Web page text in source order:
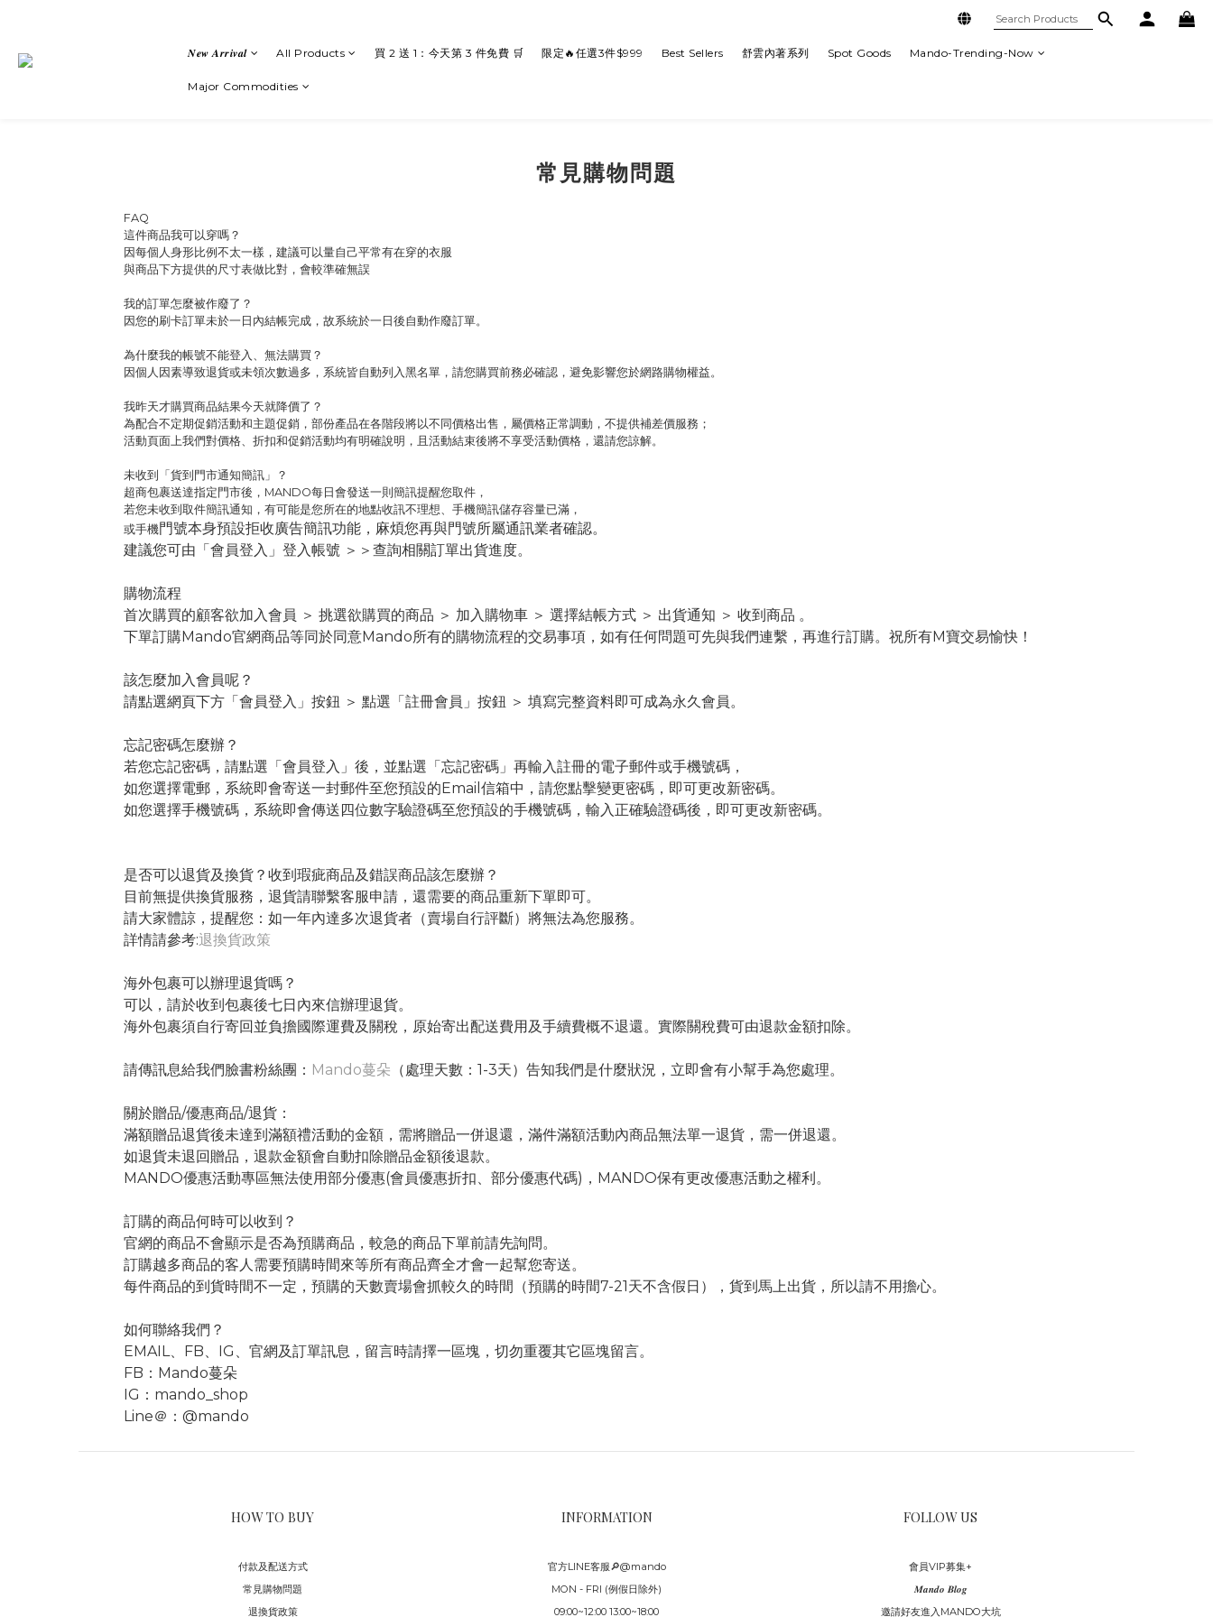
𝑵𝒆𝒘 𝑨𝒓𝒓𝒊𝒗𝒂𝒍 All Products 買 2 送 1：今天第 3 件免費 🛒 限定🔥任選3件$999 Best Sellers 舒雲內著系列 Spot Goods Mando-Trending-Now
Major Commodities
常見購物問題
FAQ
這件商品我可以穿嗎？
因每個人身形比例不太一樣，建議可以量自己平常有在穿的衣服
與商品下方提供的尺寸表做比對，會較準確無誤
我的訂單怎麼被作廢了？
因您的刷卡訂單未於一日內結帳完成，故系統於一日後自動作廢訂單。
為什麼我的帳號不能登入、無法購買？
因個人因素導致退貨或未領次數過多，系統皆自動列入黑名單，請您購買前務必確認，避免影響您於網路購物權益。
我昨天才購買商品結果今天就降價了？
為配合不定期促銷活動和主題促銷，部份產品在各階段將以不同價格出售，屬價格正常調動，不提供補差價服務；
活動頁面上我們對價格、折扣和促銷活動均有明確說明，且活動結束後將不享受活動價格，還請您諒解。
未收到「貨到門市通知簡訊」？
超商包裹送達指定門市後，MANDO每日會發送一則簡訊提醒您取件，
若您未收到取件簡訊通知，有可能是您所在的地點收訊不理想、手機簡訊儲存容量已滿，
或手機門號本身預設拒收廣告簡訊功能，麻煩您再與門號所屬通訊業者確認。
建議您可由「會員登入」登入帳號 ＞＞查詢相關訂單出貨進度。
購物流程
首次購買的顧客欲加入會員 ＞ 挑選欲購買的商品 ＞ 加入購物車 ＞ 選擇結帳方式 ＞ 出貨通知 ＞ 收到商品 。
下單訂購Mando官網商品等同於同意Mando所有的購物流程的交易事項，如有任何問題可先與我們連繫，再進行訂購。祝所有M寶交易愉快！
該怎麼加入會員呢？
請點選網頁下方 「會員登入 」 按鈕 ＞ 點選 「註冊會員 」按鈕 ＞ 填寫完整資料即可成為永久會員。
忘記密碼怎麼辦？
若您忘記密碼，請點選「會員登入」後，並點選「忘記密碼」再輸入註冊的電子郵件或手機號碼，
如您選擇電郵，系統即會寄送一封郵件至您預設的Email信箱中，請您點擊變更密碼，即可更改新密碼。
如您選擇手機號碼，系統即會傳送四位數字驗證碼至您預設的手機號碼，輸入正確驗證碼後，即可更改新密碼。
是否可以退貨及換貨？ 收到瑕疵商品及錯誤商品該怎麼辦？
目前無提供換貨服務，退貨請聯繫客服申請，還需要的商品重新下單即可。
請大家體諒，提醒您：如一年內達多次退貨者（賣場自行評斷）將無法為您服務。
詳情請參考:退換貨政策
海外包裹可以辦理退貨嗎 ？
可以，請於收到包裹後七日內來信辦理退貨。
海外包裹須自行寄回並負擔國際運費及關稅，原始寄出配送費用及手續費概不退還。實際關稅費可由退款金額扣除。
請傳訊息給我們臉書粉絲團： Mando蔓朵 （處理天數：1-3天）告知我們是什麼狀況，立即會有小幫手為您處理。
關於贈品/優惠商品/退貨：
滿額贈品退貨後未達到滿額禮活動的金額，需將贈品一併退還，滿件滿額活動內商品無法單一退貨，需一併退還。
如退貨未退回贈品，退款金額會自動扣除贈品金額後退款。
MANDO優惠活動專區無法使用部分優惠(會員優惠折扣、部分優惠代碼)，MANDO保有更改優惠活動之權利。
訂購的商品何時可以收到？
官網的商品不會顯示是否為預購商品，較急的商品下單前請先詢問。
訂購越多商品的客人需要預購時間來等所有商品齊全才會一起幫您寄送。
每件商品的到貨時間不一定，預購的天數賣場會抓較久的時間（預購的時間7-21天不含假日），貨到馬上出貨，所以請不用擔心。
如何聯絡我們？
EMAIL、FB、IG、官網及訂單訊息，留言時請擇一區塊，切勿重覆其它區塊留言。
FB：Mando蔓朵
IG：mando_shop
Line＠：@mando
HOW TO BUY
付款及配送方式
常見購物問題
退換貨政策
INFORMATION
官方LINE客服🔎@mando
MON - FRI (例假日除外)
09:00~12:00 13:00~18:00
FOLLOW US
會員VIP募集+
𝑴𝒂𝒏𝒅𝒐 𝑩𝒍𝒐𝒈
邀請好友進入MANDO大坑